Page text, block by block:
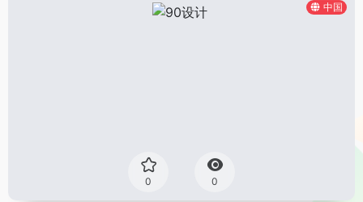
中国
0 0